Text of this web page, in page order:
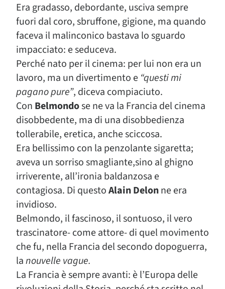
Era gradasso, debordante, usciva sempre
fuori dal coro, sbruffone, gigione, ma quando
faceva il malinconico bastava lo sguardo
impacciato: e seduceva.
Perché nato per il cinema: per lui non era un
lavoro, ma un divertimento e “questi mi
pagano pure”, diceva compiaciuto.
Con Belmondose ne va la Francia del cinema
disobbedente, ma di una disobbedienza
tollerabile, eretica, anche sciccosa.
Era bellissimo con la penzolante sigaretta;
aveva un sorriso smagliante,sino al ghigno
irriverente, all’ironia baldanzosa e
contagiosa. Di questoAlain Delonne era
invidioso.
Belmondo, il fascinoso, il sontuoso, il vero
trascinatore- come attore- di quel movimento
che fu, nella Francia del secondo dopoguerra,
lanouvelle vague.
La Francia è sempre avanti: è l’Europa delle